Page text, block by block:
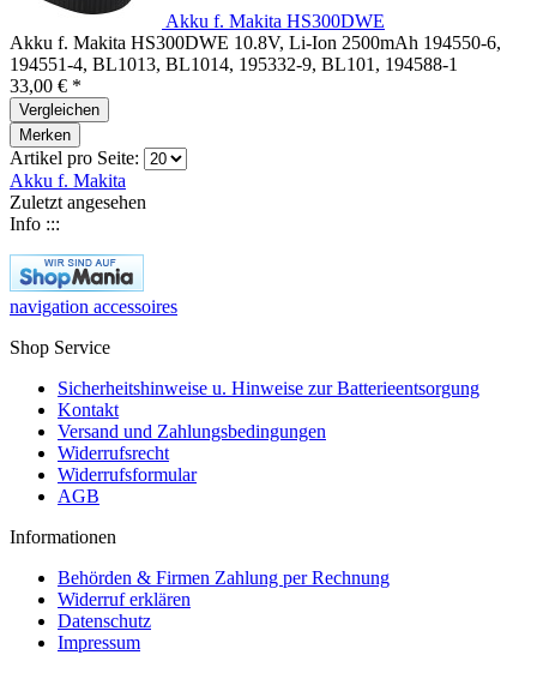
Akku f. Makita HS300DWE
Akku f. Makita HS300DWE 10.8V, Li-Ion 2500mAh 194550-6,
194551-4, BL1013, BL1014, 195332-9, BL101, 194588-1
33,00 € *
Vergleichen
Merken
Artikel pro Seite:
Akku f. Makita
Zuletzt angesehen
Info :::
navigation accessoires
Shop Service
Sicherheitshinweise u. Hinweise zur Batterieentsorgung
Kontakt
Versand und Zahlungsbedingungen
Widerrufsrecht
Widerrufsformular
AGB
Informationen
Behörden & Firmen Zahlung per Rechnung
Widerruf erklären
Datenschutz
Impressum